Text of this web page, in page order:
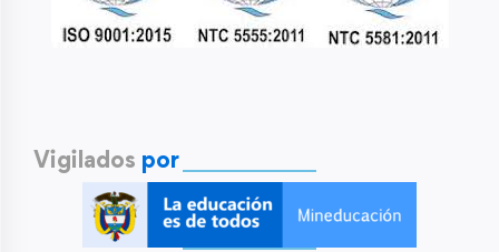
Vigilados por